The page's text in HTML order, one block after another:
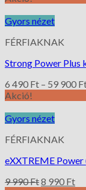
Gyors nézet
FÉRFIAKNAK
Strong Power Plus
6 490 Ft – 59 900
Akció!
Gyors nézet
FÉRFIAKNAK
eXXTREME
9 990Ft8 990 Ft